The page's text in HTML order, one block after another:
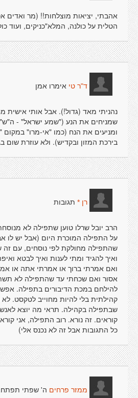
אהבתי, יציאות מוצלחות!! (מר ואדים
הטלית על כולנה, המלא"כניקים, ועוד
ד"ר טי אימרו אמן
נהניתי מאד (גדול!). אבל אותי אישית
שמניחים את הנע ("שמע ישראל" -
ומניעים את הנח (כמו "אי-מרו" במקום
בירכת המזון ובקדיש). ולא עוזרת שום
רן * תגובות
הרב יובל שרלו טוען שתפילה לא
על התפילה המוכרת היום (אבל יש לו
שהתפילה מחולקת לפי נוסחים, עם זה
ואיך להגיד ומתי לענות ואיך לבטא
ואם אמרתי ברוך או אמרתי אתה או
אסור ואם שכחתי עד שהתפילה לא
להילחם במכת הדיבורים בתפילה.
קהילתית בלי להיות מחוייב לטקסט.
שבתפילה בקהילה. תראי מה יוצא
קוראים. זה נורא. רוב התפילה, אני
כל התגובות אבל זה לא נכנס אלי)
ממזר פרחים ה' שפתי